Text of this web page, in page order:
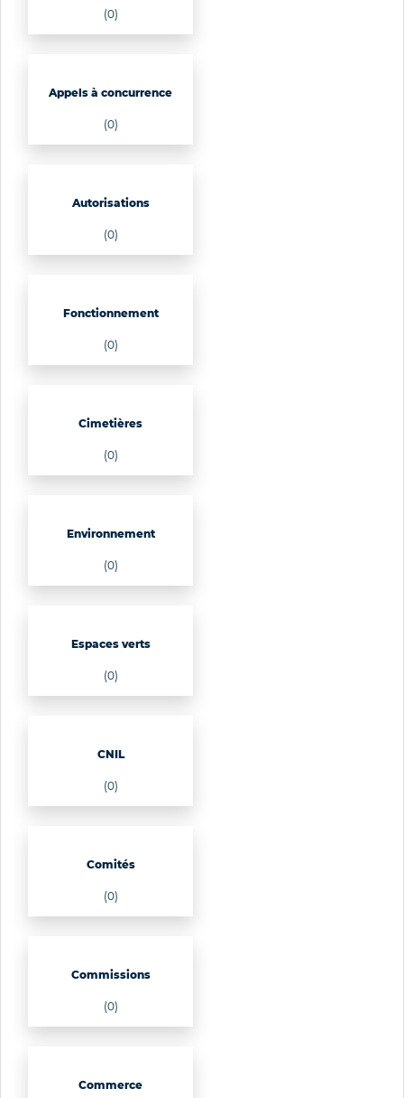
(0)
Appels à concurrence
(0)
Autorisations
(0)
Fonctionnement
(0)
Cimetières
(0)
Environnement
(0)
Espaces verts
(0)
CNIL
(0)
Comités
(0)
Commissions
(0)
Commerce